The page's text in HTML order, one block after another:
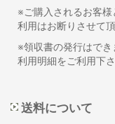
※ご購入されるお客
利用はお断りさ
※領収書の発行はで
利用明細をご利用下さ
送料について